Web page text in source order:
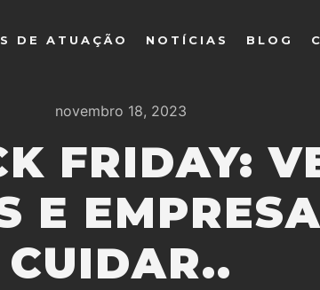
DE ATUAÇÃO NOTÍCIAS BLOG
novembro 18, 2023
FRIDAY:
E
CUIDAR..